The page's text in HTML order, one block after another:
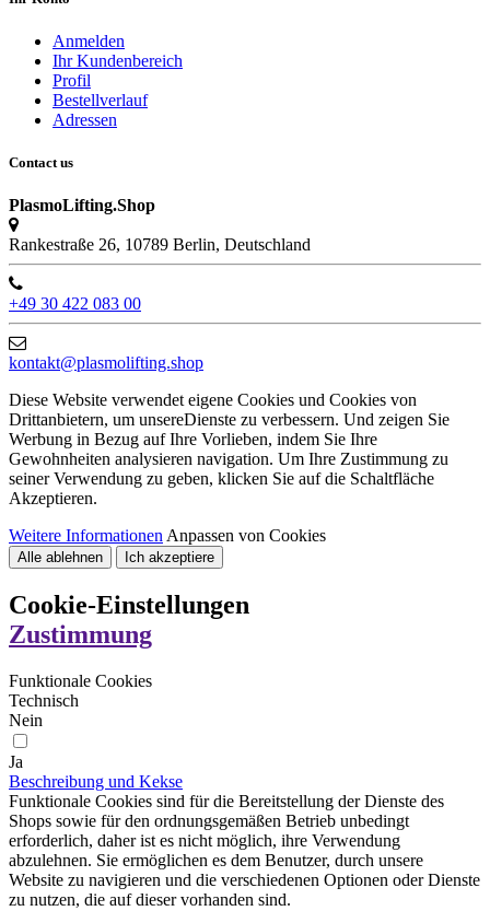
Anmelden
Ihr Kundenbereich
Profil
Bestellverlauf
Adressen
Contact us
PlasmoLifting.Shop
Rankestraße 26, 10789 Berlin, Deutschland
+49 30 422 083 00
kontakt@plasmolifting.shop
Diese Website verwendet eigene Cookies und Cookies von
Drittanbietern, um unsereDienste zu verbessern. Und zeigen Sie
Werbung in Bezug auf Ihre Vorlieben, indem Sie Ihre
Gewohnheiten analysieren navigation. Um Ihre Zustimmung zu
seiner Verwendung zu geben, klicken Sie auf die Schaltfläche
Akzeptieren.
Weitere Informationen Anpassen von Cookies
Alle ablehnen Ich akzeptiere
Cookie-Einstellungen
Zustimmung
Funktionale Cookies
Technisch
Nein
Ja
Beschreibung und Kekse
Funktionale Cookies sind für die Bereitstellung der Dienste des
Shops sowie für den ordnungsgemäßen Betrieb unbedingt
erforderlich, daher ist es nicht möglich, ihre Verwendung
abzulehnen. Sie ermöglichen es dem Benutzer, durch unsere
Website zu navigieren und die verschiedenen Optionen oder Dienste
zu nutzen, die auf dieser vorhanden sind.